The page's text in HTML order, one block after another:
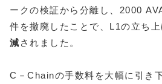
ークの検証から分離し、2000
件を撤廃したことで、L1の立ち
減 されました。
C－Chainの手数料を大幅に引き